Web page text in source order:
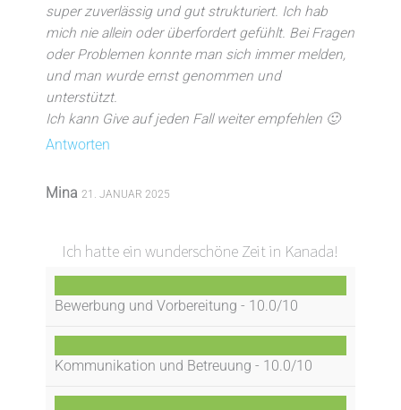
super zuverlässig und gut strukturiert. Ich hab
mich nie allein oder überfordert gefühlt. Bei Fragen
oder Problemen konnte man sich immer melden,
und man wurde ernst genommen und
unterstützt.
Ich kann Give auf jeden Fall weiter empfehlen 🙂
Antworten
Mina 21. JANUAR 2025
Ich hatte ein wunderschöne Zeit in Kanada!
Bewerbung und Vorbereitung - 10.0/10
Kommunikation und Betreuung - 10.0/10